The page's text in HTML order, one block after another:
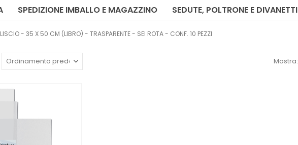
SPEDIZIONE IMBALLO E MAGAZZINO SEDUTE, POLTRONE E DIVANETTI
- 35 X 50 CM (LIBRO) - TRASPARENTE - SEI ROTA - CONF. 10 PEZZI
Mostra: